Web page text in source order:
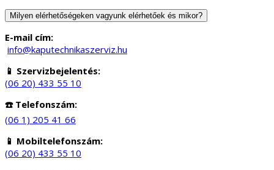
Milyen elérhetőségeken vagyunk elérhetőek és mikor?
E-mail cím:
info@kaputechnikaszerviz.hu
📱 Szervizbejelentés:
(06 20) 433 55 10
☎️ Telefonszám:
(06 1) 205 41 66
📱 Mobiltelefonszám:
(06 20) 433 55 10